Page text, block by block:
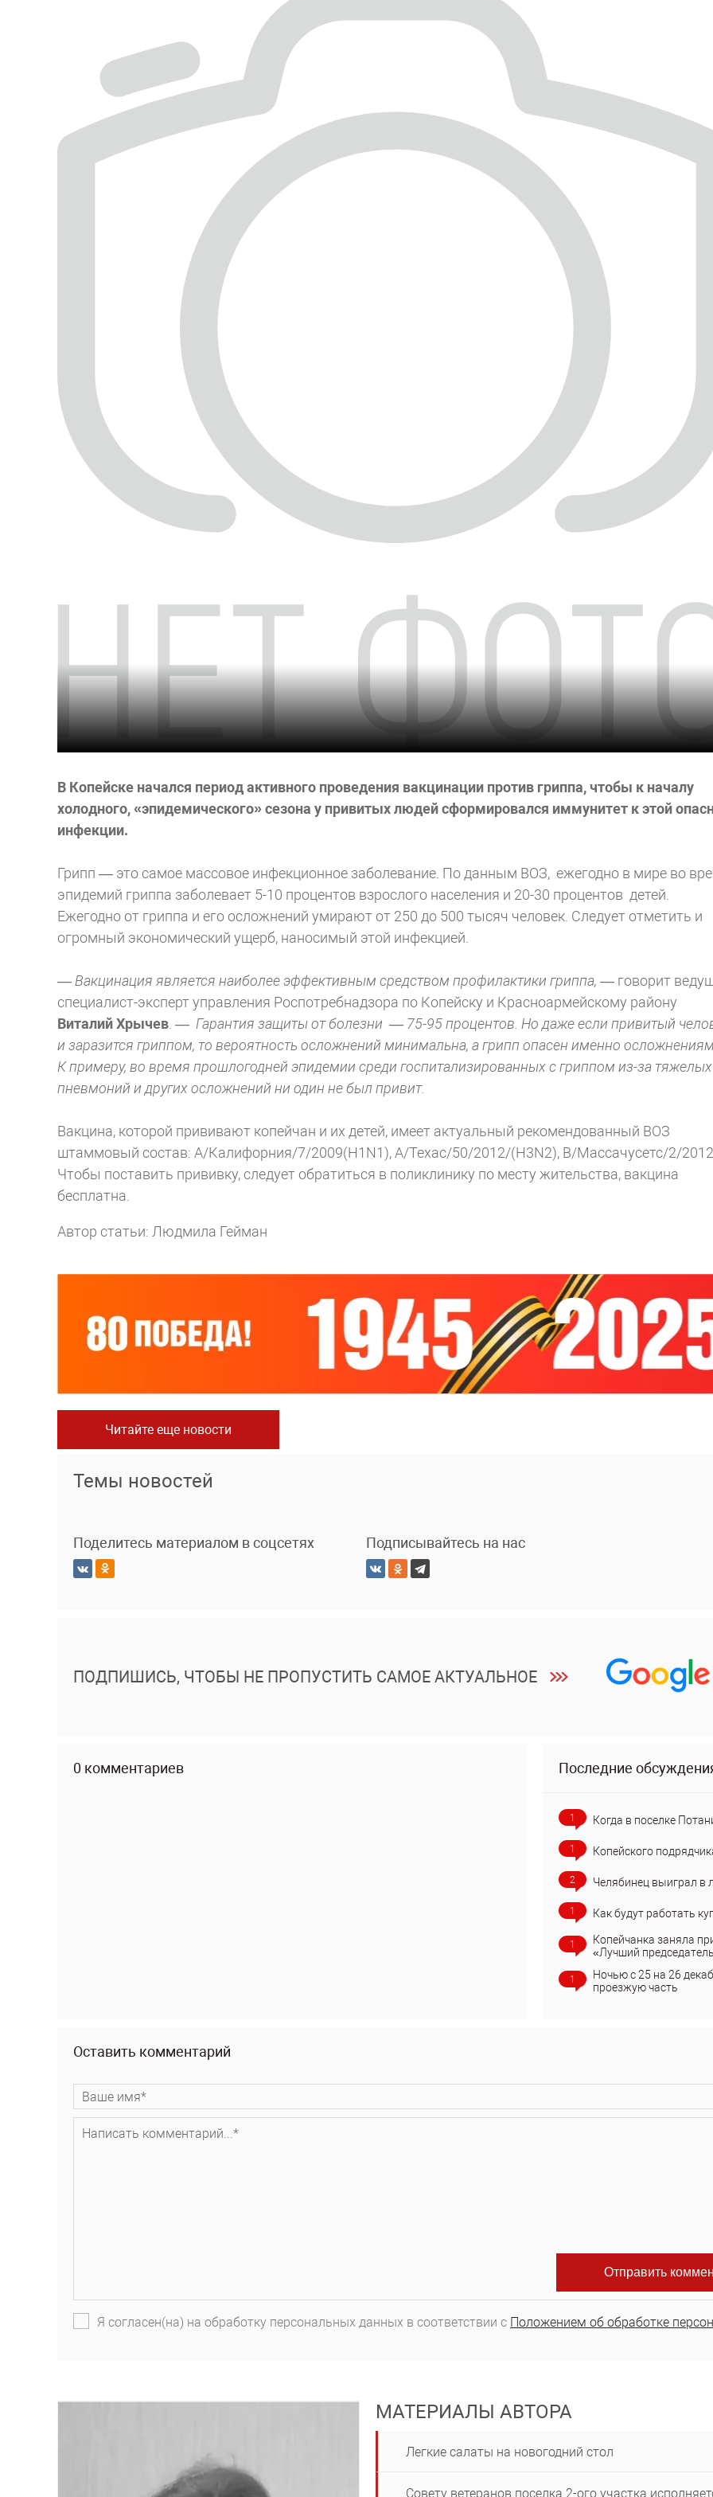
В Копейске начался период активного проведения вакцинации против гриппа, чтобы к началу
холодного, «эпидемического» сезона у привитых людей сформировался иммунитет к этой
инфекции.
Грипп — это самое массовое инфекционное заболевание. По данным ВОЗ, ежегодно в мире во
эпидемий гриппа заболевает 5-10 процентов взрослого населения и 20-30 процентов детей.
Ежегодно от гриппа и его осложнений умирают от 250 до 500 тысяч человек. Следует отметить и
огромный экономический ущерб, наносимый этой инфекцией.
— Вакцинация является наиболее эффективным средством профилактики гриппа, — говорит
специалист-эксперт управления Роспотребнадзора по Копейску и Красноармейскому району
Виталий Хрычев. — Гарантия защиты от болезни — 75-95 процентов. Но даже если привитый
и заразится гриппом, то вероятность осложнений минимальна, а грипп опасен именно
К примеру, во время прошлогодней эпидемии среди госпитализированных с гриппом из-за тяжелых
пневмоний и других осложнений ни один не был привит.
Вакцина, которой прививают копейчан и их детей, имеет актуальный рекомендованный ВОЗ
штаммовый состав: А/Калифорния/7/2009(H1N1), А/Техас/50/2012/(H3N2), В/Массачусетс/2/
Чтобы поставить прививку, следует обратиться в поликлинику по месту жительства, вакцина
бесплатна.
Автор статьи: Людмила Гейман
Читайте еще новости
Темы новостей
Поделитесь материалом в соцсетях Подписывайтесь на нас
ПОДПИШИСЬ, ЧТОБЫ НЕ ПРОПУСТИТЬ САМОЕ АКТУАЛЬНОЕ
0 комментариев Последние
1 Когда в поселке
1 Копейского
2 Челябинец выиграл в
1 Как будут работать
1
Копейчанка заняла
«Лучший
1
Ночью с 25 на 26
проезжую часть
Оставить комментарий
Я согласен(на) на обработку персональных данных в соответствии с Положением об обработке
МАТЕРИАЛЫ АВТОРА
Легкие салаты на новогодний стол
Совету ветеранов поселка 2-ого участка